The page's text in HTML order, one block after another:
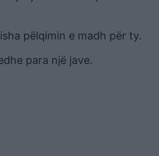
pëlqimin e madh për ty.
para një jave.